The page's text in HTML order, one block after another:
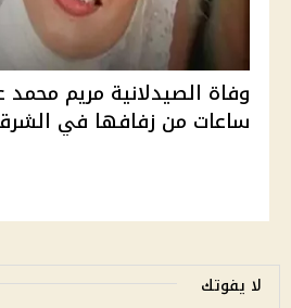
وفاة الصيدلانية مريم محمد
ساعات من زفافها في
لا يفوتك